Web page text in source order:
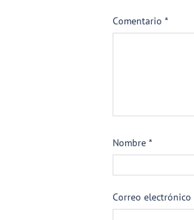
Comentario *
Nombre *
Correo electrónico